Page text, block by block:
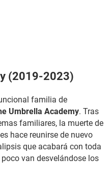
(2019-2023)
familia de
Umbrella Academy. Tras
familiares, la muerte de
hace reunirse de nuevo
que acabará con toda
van desvelándose los